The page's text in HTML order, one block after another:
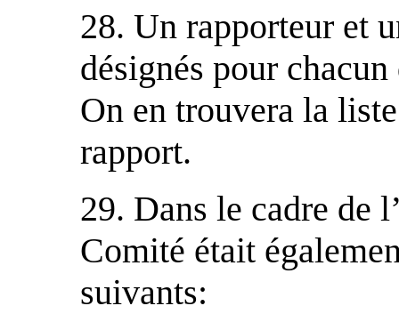
28. Un rapporteur et
désignés pour
On en trouvera la
rapport.
29. Dans le cadre de
Comité était
suivants: